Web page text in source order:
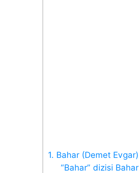
1. Bahar (Demet Evgar)
“Bahar” dizisi